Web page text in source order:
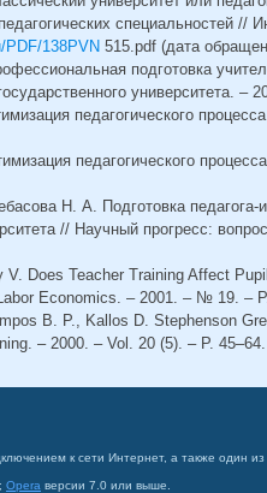
PDF/138PVN 515.pdf (дата
подготовка
университета. –
педагогического
педагогического
Н. А. Подготовка педагога-
// Научный прогресс:
Does Teacher Training Affect
Economics. – 2001. – № 19. –
B. P., Kallos D. Stephenson
– 2000. – Vol. 20 (5). – P. 45–64.
к сети Интернет, а также один
Opera версии 7.0 или выше.